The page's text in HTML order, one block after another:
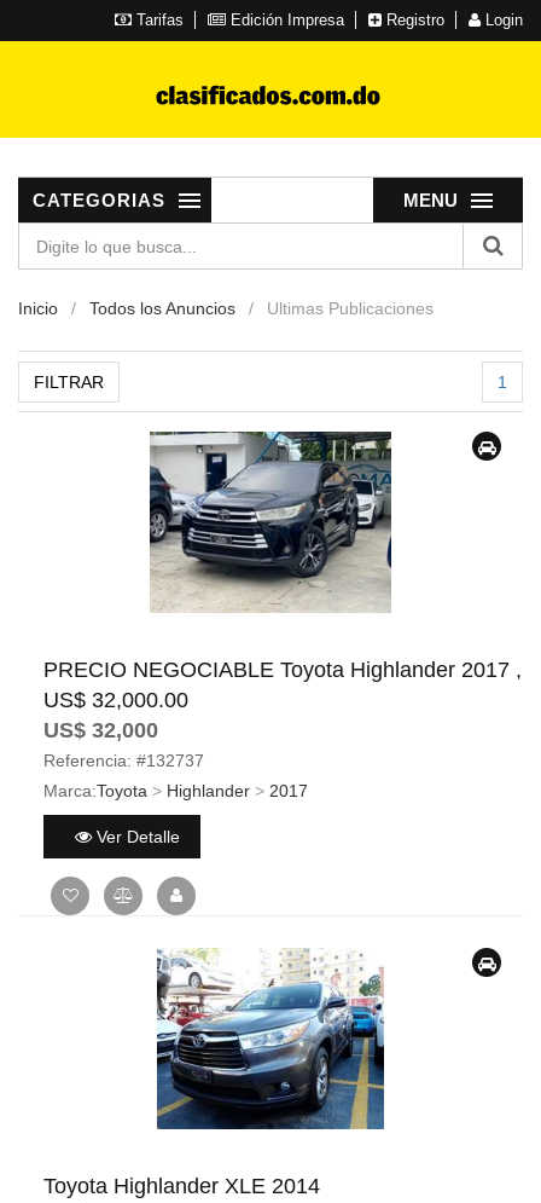
Tarifas Edición Impresa Registro Login
MENU
CATEGORIAS
Inicio Todos los Anuncios Ultimas Publicaciones
FILTRAR 1
PRECIO NEGOCIABLE Toyota Highlander 2017 ,
US$ 32,000.00
US$ 32,000
Referencia: #132737
Marca:Toyota > Highlander > 2017
Ver Detalle
Toyota Highlander XLE 2014